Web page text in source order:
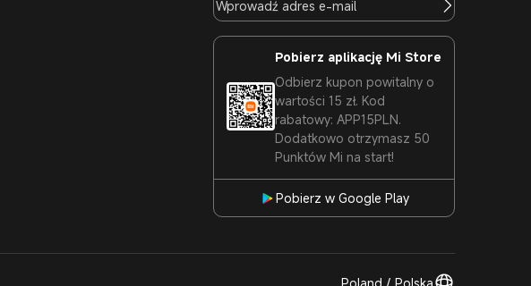
Pobierz aplikację Mi Store
Odbierz kupon powitalny o
wartości 15 zł. Kod
rabatowy: APP15PLN.
Dodatkowo otrzymasz 50
Punktów Mi na start!
Pobierz w Google Play
Poland / Polska